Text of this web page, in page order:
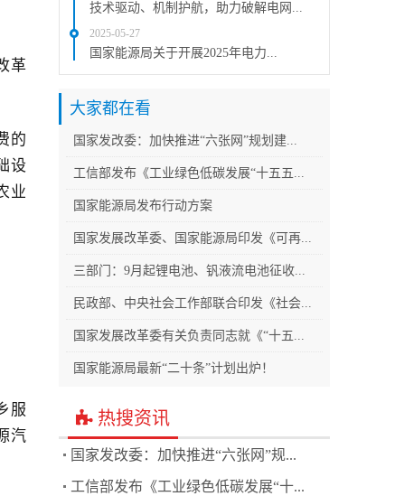
革
的
设
业
服
汽
技术驱动、机制护航，助力破解电网...
2025-05-27
国家能源局关于开展2025年电力...
大家都在看
国家发改委：加快推进“六张网”规划建...
工信部发布《工业绿色低碳发展“十五五...
国家能源局发布行动方案
国家发展改革委、国家能源局印发《可再...
三部门：9月起锂电池、钒液流电池征收...
民政部、中央社会工作部联合印发《社会...
国家发展改革委有关负责同志就《“十五...
国家能源局最新“二十条”计划出炉！
热搜资讯
国家发改委：加快推进“六张网”规...
工信部发布《工业绿色低碳发展“十...